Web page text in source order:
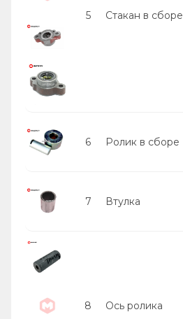
5 Стакан в сборе
6 Ролик в сборе
7 Втулка
8 Ось ролика